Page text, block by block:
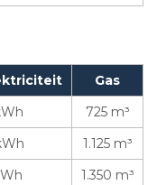
Gas
725 m³
1.125 m³
1.350 m³